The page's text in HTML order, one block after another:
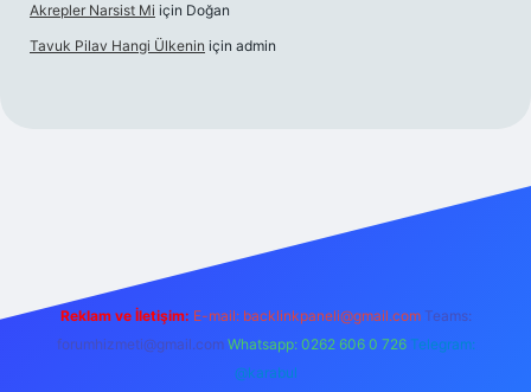
Akrepler Narsist Mi için Doğan
Tavuk Pilav Hangi Ülkenin için admin
Reklam ve İletişim: E-mail: backlinkpaneli@gmail.com Teams:
forumhizmeti@gmail.com Whatsapp: 0262 606 0 726 Telegram:
@karabul